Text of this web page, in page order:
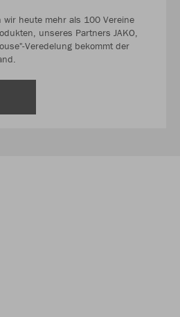
heute mehr als 100 Vereine
unseres Partners JAKO,
Veredelung bekommt der